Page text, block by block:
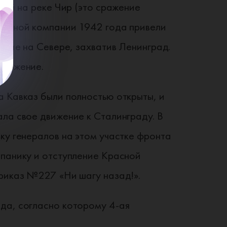
на реке Чир (это сражение
компании 1942 года привели
на Севере, захватив Ленинград.
были полностью открыты, и
свое движение к Сталинграду. В
генералов на этом участке фронта
и отступление Красной
№227 «Ни шагу назад!».
согласно которому 4-ая